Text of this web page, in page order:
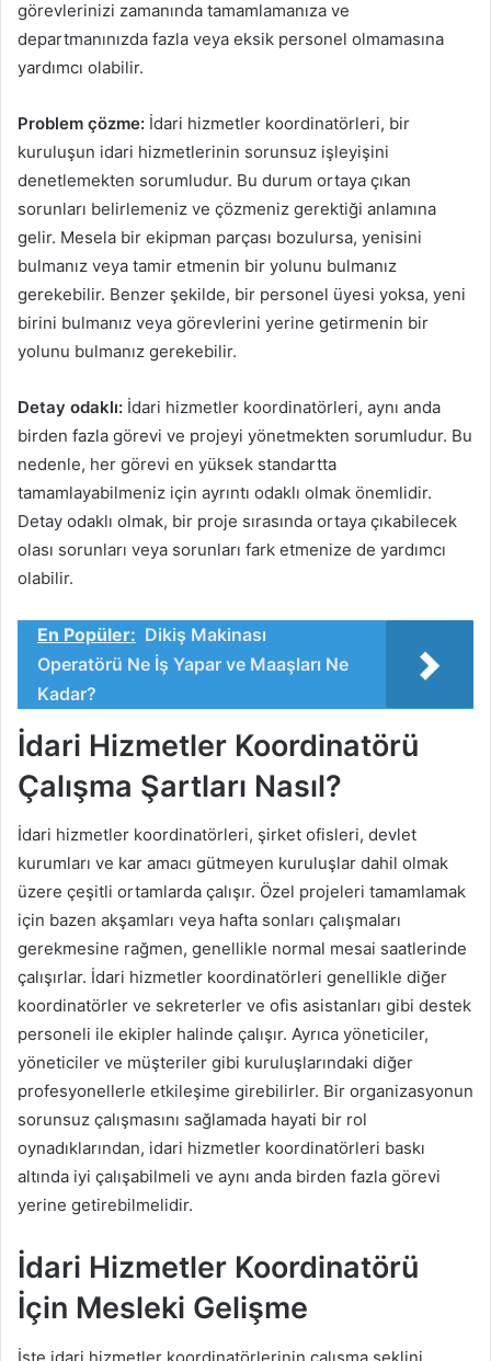
görevlerinizi zamanında tamamlamanıza ve
departmanınızda fazla veya eksik personel olmamasına
yardımcı olabilir.
Problem çözme: İdari hizmetler koordinatörleri, bir
kuruluşun idari hizmetlerinin sorunsuz işleyişini
denetlemekten sorumludur. Bu durum ortaya çıkan
sorunları belirlemeniz ve çözmeniz gerektiği anlamına
gelir. Mesela bir ekipman parçası bozulursa, yenisini
bulmanız veya tamir etmenin bir yolunu bulmanız
gerekebilir. Benzer şekilde, bir personel üyesi yoksa, yeni
birini bulmanız veya görevlerini yerine getirmenin bir
yolunu bulmanız gerekebilir.
Detay odaklı: İdari hizmetler koordinatörleri, aynı anda
birden fazla görevi ve projeyi yönetmekten sorumludur. Bu
nedenle, her görevi en yüksek standartta
tamamlayabilmeniz için ayrıntı odaklı olmak önemlidir.
Detay odaklı olmak, bir proje sırasında ortaya çıkabilecek
olası sorunları veya sorunları fark etmenize de yardımcı
olabilir.
En Popüler: Dikiş Makinası
Operatörü Ne İş Yapar ve Maaşları Ne
Kadar?
İdari Hizmetler Koordinatörü
Çalışma Şartları Nasıl?
İdari hizmetler koordinatörleri, şirket ofisleri, devlet
kurumları ve kar amacı gütmeyen kuruluşlar dahil olmak
üzere çeşitli ortamlarda çalışır. Özel projeleri tamamlamak
için bazen akşamları veya hafta sonları çalışmaları
gerekmesine rağmen, genellikle normal mesai saatlerinde
çalışırlar. İdari hizmetler koordinatörleri genellikle diğer
koordinatörler ve sekreterler ve ofis asistanları gibi destek
personeli ile ekipler halinde çalışır. Ayrıca yöneticiler,
yöneticiler ve müşteriler gibi kuruluşlarındaki diğer
profesyonellerle etkileşime girebilirler. Bir organizasyonun
sorunsuz çalışmasını sağlamada hayati bir rol
oynadıklarından, idari hizmetler koordinatörleri baskı
altında iyi çalışabilmeli ve aynı anda birden fazla görevi
yerine getirebilmelidir.
İdari Hizmetler Koordinatörü
İçin Mesleki Gelişme